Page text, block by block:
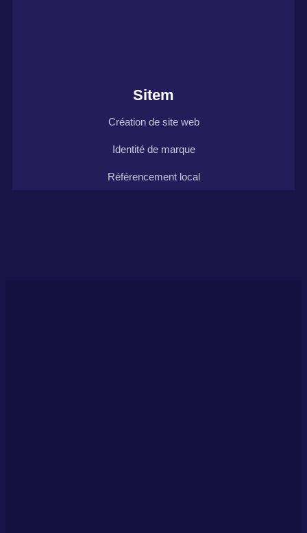
Sitem
Création de site web
Identité de marque
Référencement local